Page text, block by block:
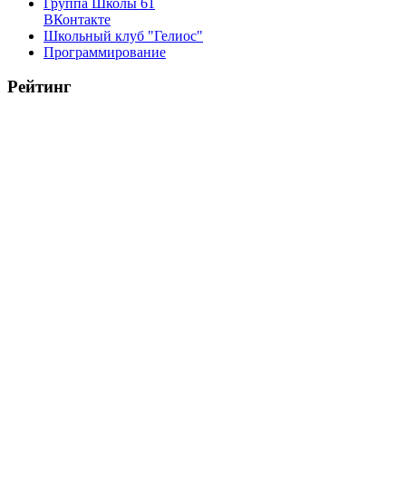
ВКонтакте
Школьный клуб "Гелиос"
Программирование
Рейтинг